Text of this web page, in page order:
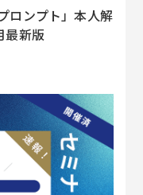
ロンプト」本人解
最新版